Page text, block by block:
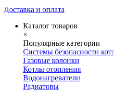
Доставка и оплата
Каталог товаров
×
Популярные категории
Системы безопасности
Газовые колонки
Котлы отопления
Водонагреватели
Радиаторы